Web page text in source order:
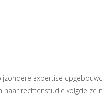
expertise
haar rechtenstudie volgde ze